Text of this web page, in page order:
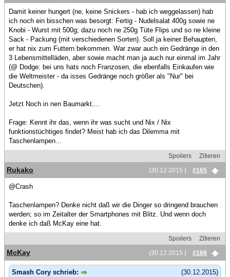
Damit keiner hungert (ne, keine Snickers - hab ich weggelassen) hab
ich noch ein bisschen was besorgt: Fertig - Nudelsalat 400g sowie ne
Knobi - Wurst mit 500g; dazu noch ne 250g Tüte Flips und so ne kleine
Sack - Packung (mit verschiedenen Sorten). Soll ja keiner Behaupten,
er hat nix zum Futtern bekommen. War zwar auch ein Gedränge in den
3 Lebensmittelläden, aber sowie macht man ja auch nur einmal im Jahr
(@ Dodge: bei uns hats noch Franzosen, die ebenfalls Einkaufen wie
die Weltmeister - da isses Gedränge noch größer als "Nur" bei
Deutschen).
Jetzt Noch in nen Baumarkt....
Frage: Kennt ihr das, wenn ihr was sucht und Nix / Nix
funktionstüchtiges findet? Meist hab ich das Dilemma mit
Taschenlampen...
Spoilers
Zitieren
(30.12.2015 )
#165
Rukako
@Crash
Taschenlampen? Denke nicht daß wir die Dinger so dringend brauchen
werden; so im Zeitalter der Smartphones mit Blitz. Und wenn doch
denke ich daß McKay eine hat.
Spoilers
Zitieren
(30.12.2015 )
#166
McKay
(30.12.2015)
Smash Cory schrieb: